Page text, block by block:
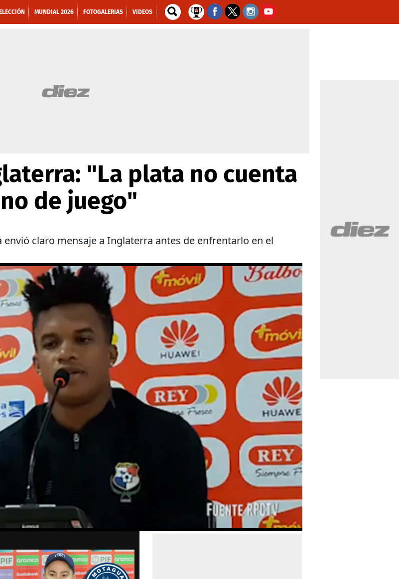
MUNDIAL 2026 FOTOGALERIAS VIDEOS
"La plata no cuenta
de juego"
envió claro mensaje a Inglaterra antes de enfrentarlo en el